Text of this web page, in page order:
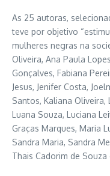
As 25 autoras,
teve por objetivo
mulheres negras na
Oliveira, Ana Paula
Gonçalves, Fabiana
Jesus, Jenifer Costa,
Santos, Kaliana Oliveira,
Luana Souza, Luciana
Graças Marques, Maria
Sandra Maria, Sandra
Thais Cadorim de